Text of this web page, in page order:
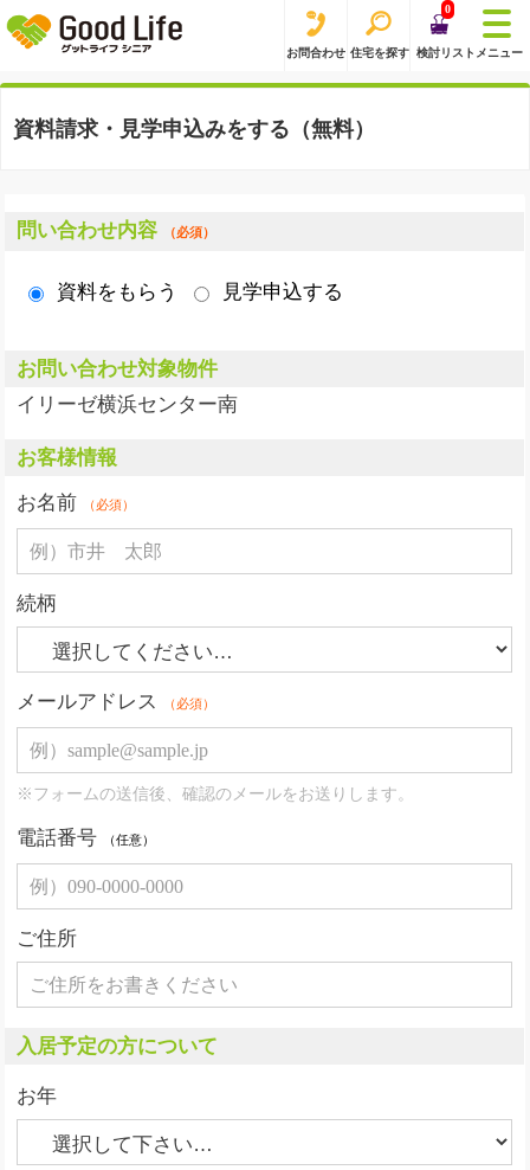
お問合わせ 住宅を探す
0
検討リスト メニュー
資料請求・見学申込みをする（無料）
問い合わせ内容 （必須）
資料をもらう 見学申込する
お問い合わせ対象物件
イリーゼ横浜センター南
お客様情報
お名前
（必須）
続柄
メールアドレス （必須）
※フォームの送信後、確認のメールをお送りします。
電話番号 （任意）
ご住所
入居予定の方について
お年